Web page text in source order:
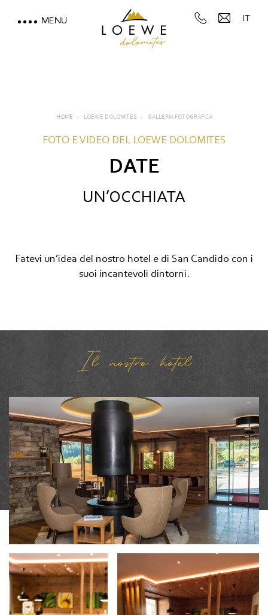
LOEWE DOLOMITES
Recensioni
Galleria fotografica
Dove siamo
VACANZA VISTA MONTAGNE
FEEL THE DOLOMITES
MENU IT
HOME LOEWE DOLOMITES GALLERIA FOTOGRAFICA
FOTO E VIDEO DEL LOEWE DOLOMITES
DATE
UN’OCCHIATA
Fatevi un’idea del nostro hotel e di San Candido con i
suoi incantevoli dintorni.
Il nostro hotel